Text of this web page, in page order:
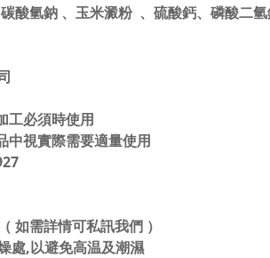
酸氫鈉 、玉米澱粉 、硫酸鈣、磷酸二氫
工必須時使用
中視實際需要適量使用
（ 如需詳情可私訊我們 ）
處,以避免高温及潮濕